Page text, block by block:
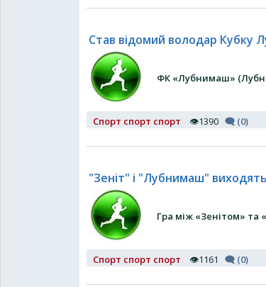
Став відомий володар Кубку
ФК «Лубнимаш»
Спорт спорт спорт 👁1390 🗨 (0)
"Зеніт" і "Лубнимаш"
Гра між «Зенітом» та
Спорт спорт спорт 👁1161 🗨 (0)